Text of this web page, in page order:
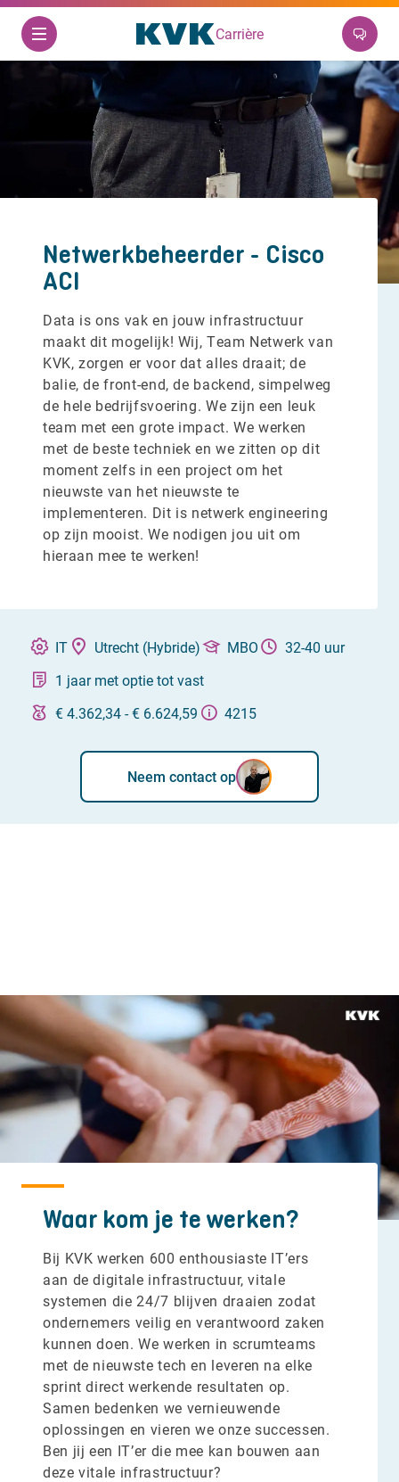
Carrière
Netwerkbeheerder - Cisco
ACI
Data is ons vak en jouw infrastructuur
maakt dit mogelijk! Wij, Team Netwerk van
KVK, zorgen er voor dat alles draait; de
balie, de front-end, de backend, simpelweg
de hele bedrijfsvoering. We zijn een leuk
team met een grote impact. We werken
met de beste techniek en we zitten op dit
moment zelfs in een project om het
nieuwste van het nieuwste te
implementeren. Dit is netwerk engineering
op zijn mooist. We nodigen jou uit om
hieraan mee te werken!
IT Utrecht (Hybride) MBO
32-40 uur
1 jaar met optie tot vast
€ 4.362,34 - € 6.624,59
4215
Neem contact op
Waar kom je te werken?
Bij KVK werken 600 enthousiaste IT’ers
aan de digitale infrastructuur, vitale
systemen die 24/7 blijven draaien zodat
ondernemers veilig en verantwoord zaken
kunnen doen. We werken in scrumteams
met de nieuwste tech en leveren na elke
sprint direct werkende resultaten op.
Samen bedenken we vernieuwende
oplossingen en vieren we onze successen.
Ben jij een IT’er die mee kan bouwen aan
deze vitale infrastructuur?